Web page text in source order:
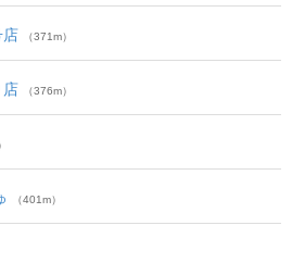
店 （371m）
店 （376m）
（401m）